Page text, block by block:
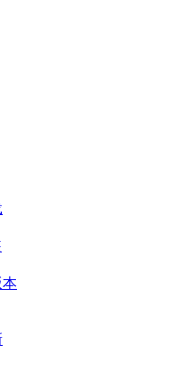
本